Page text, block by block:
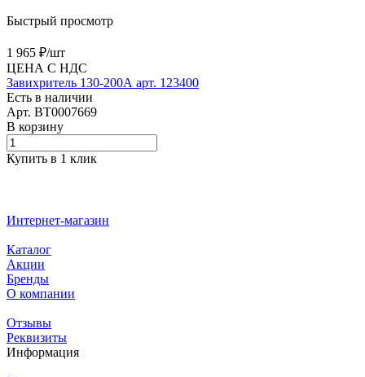
Быстрый просмотр
1 965 ₽/шт
ЦЕНА С НДС
Завихритель 130-200А арт. 123400
Есть в наличии
Арт. BT0007669
В корзину
Купить в 1 клик
Интернет-магазин
Каталог
Акции
Бренды
О компании
Отзывы
Реквизиты
Информация